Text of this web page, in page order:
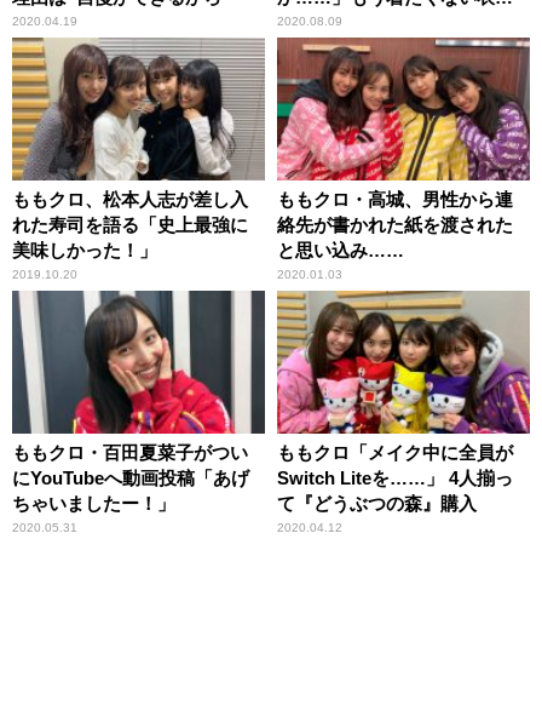
2020.04.19
が続々
2020.08.09
ももクロ、松本人志が差し入
れた寿司を語る「史上最強に
美味しかった！」
2019.10.20
ももクロ・高城、男性から連
絡先が書かれた紙を渡された
と思い込み……
2020.01.03
ももクロ・百田夏菜子がつい
にYouTubeへ動画投稿「あげ
ちゃいましたー！」
2020.05.31
ももクロ「メイク中に全員が
Switch Liteを……」 4人揃っ
て『どうぶつの森』購入
2020.04.12